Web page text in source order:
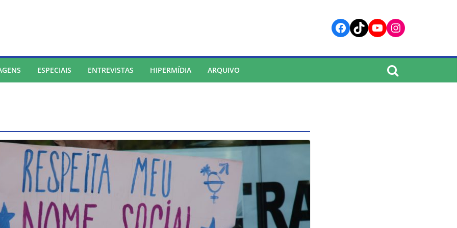
Facebook
TikTokYouTube
Instagram
ESPECIAIS ENTREVISTAS HIPERMÍDIA ARQUIVO